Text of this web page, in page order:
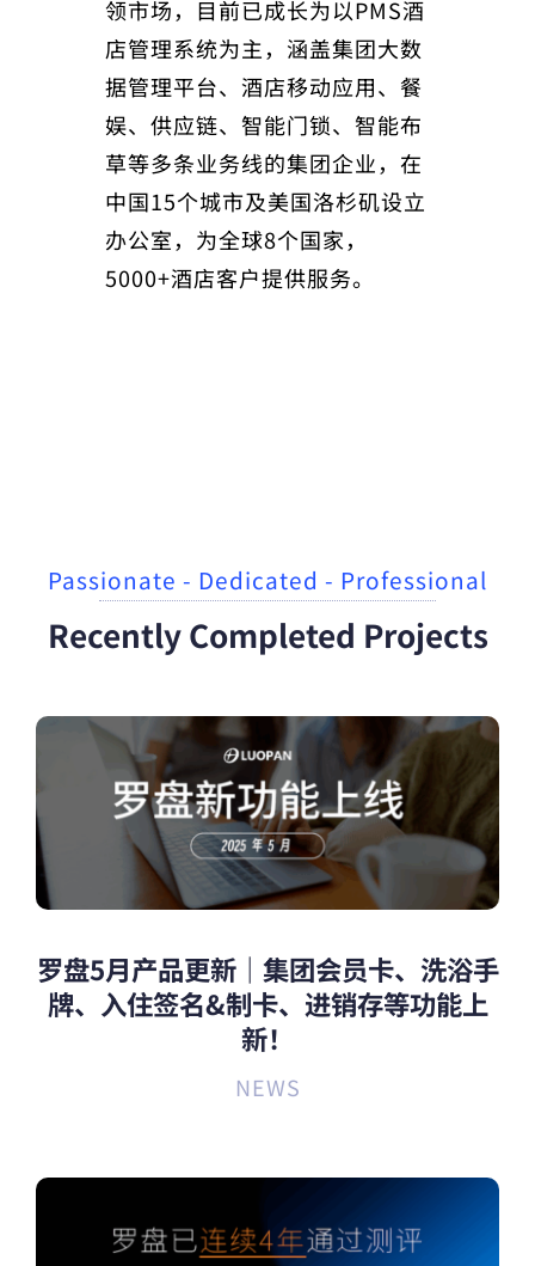
领市场，目前已成长为以PMS酒
店管理系统为主，涵盖集团大数
据管理平台、酒店移动应用、餐
娱、供应链、智能门锁、智能布
草等多条业务线的集团企业，在
中国15个城市及美国洛杉矶设立
办公室，为全球8个国家，
5000+酒店客户提供服务。
Passionate - Dedicated - Professional
Recently Completed Projects
罗盘5月产品更新｜集团会员卡、洗浴手
牌、入住签名&制卡、进销存等功能上
新！
NEWS